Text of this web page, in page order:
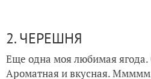
2. ЧЕРЕШНЯ
Еще одна моя любимая ягода.
Ароматная и вкусная.